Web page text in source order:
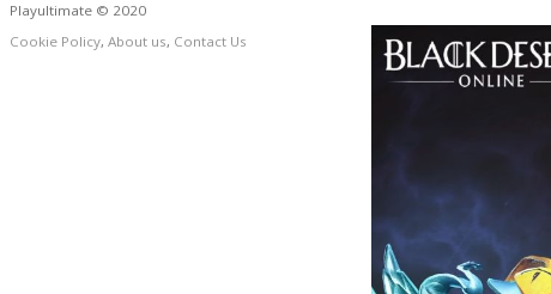
Playultimate © 2020
Cookie Policy, About us, Contact Us